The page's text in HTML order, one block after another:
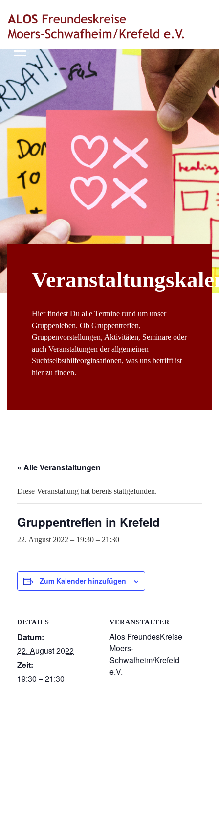
Hier findest Du alle Termine rund um unser
Gruppenleben. Ob Gruppentreffen,
Gruppenvorstellungen, Aktivitäten, Seminare oder
auch Veranstaltungen der allgemeinen
Suchtselbsthilfeorginsationen, was uns betrifft ist
hier zu finden.
« Alle Veranstaltungen
Diese Veranstaltung hat bereits stattgefunden.
Gruppentreffen in Krefeld
22. August 2022 – 19:30 – 21:30
Zum Kalender hinzufügen
DETAILS
Datum:
22. August 2022
Zeit:
19:30 – 21:30
VERANSTALTER
Alos FreundesKreise
Moers-
Schwafheim/Krefeld
e.V.